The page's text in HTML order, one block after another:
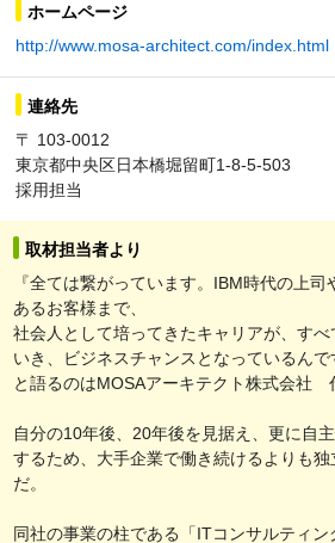
ホームページ
http://www.mosa-architect.com/index.html
連絡先
〒 103-0012
東京都中央区日本橋堀留町1-8-5-503
採用担当
取材担当者より
『全ては繋がっています。IBM時代の上
あるお客様まで、
社会人として培ってきたキャリアが、す
いき、ビジネスチャンスとなっているんで
と語るのはMOSAアーキテクト株式会社
自分の10年後、20年後を見据え、更に自
するため、大手企業で働き続けるよりも独
だ。
同社の事業の柱である「ITコンサルティン